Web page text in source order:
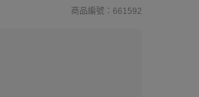
商品編號：661592